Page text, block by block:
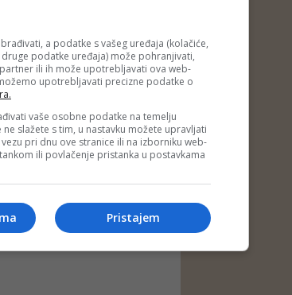
način.
kao i sebi i da razumem
ulazi kao 12. igrač svijeta, što
tada bio 16.
igračima da provere
pred novu sezonu. To
se ovom turniru radujem
i Facebook
a podatke s vašeg uređaja (kolačiće,
podatke uređaja) može pohranjivati,
ili ih može upotrebljavati ova web-
upotrebljavati precizne podatke o
vaše osobne podatke na temelju
slažete s tim, u nastavku možete upravljati
pri dnu ove stranice ili na izborniku web-
ili povlačenje pristanka u postavkama
Pristajem